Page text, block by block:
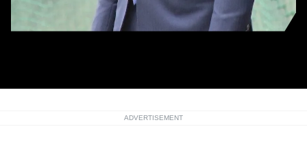
ADVERTISEMENT